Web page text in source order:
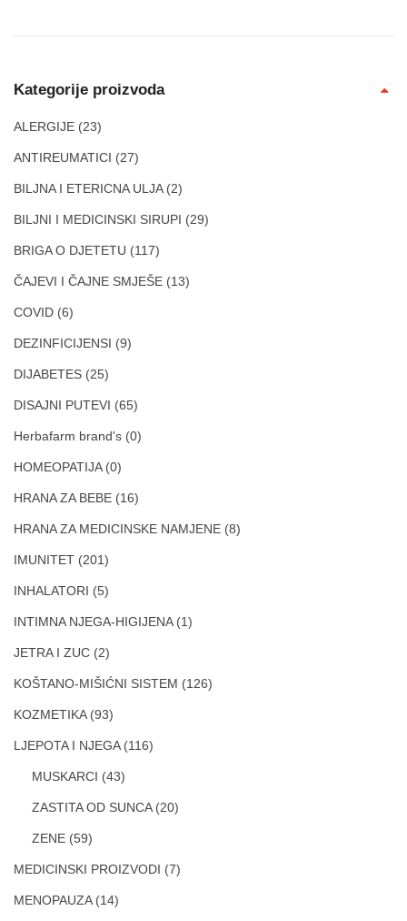
Kategorije proizvoda
ALERGIJE (23)
ANTIREUMATICI (27)
BILJNA I ETERICNA ULJA (2)
BILJNI I MEDICINSKI SIRUPI (29)
BRIGA O DJETETU (117)
ČAJEVI I ČAJNE SMJEŠE (13)
COVID (6)
DEZINFICIJENSI (9)
DIJABETES (25)
DISAJNI PUTEVI (65)
Herbafarm brand's (0)
HOMEOPATIJA (0)
HRANA ZA BEBE (16)
HRANA ZA MEDICINSKE NAMJENE (8)
IMUNITET (201)
INHALATORI (5)
INTIMNA NJEGA-HIGIJENA (1)
JETRA I ZUC (2)
KOŠTANO-MIŠIĆNI SISTEM (126)
KOZMETIKA (93)
LJEPOTA I NJEGA (116)
MUSKARCI (43)
ZASTITA OD SUNCA (20)
ZENE (59)
MEDICINSKI PROIZVODI (7)
MENOPAUZA (14)